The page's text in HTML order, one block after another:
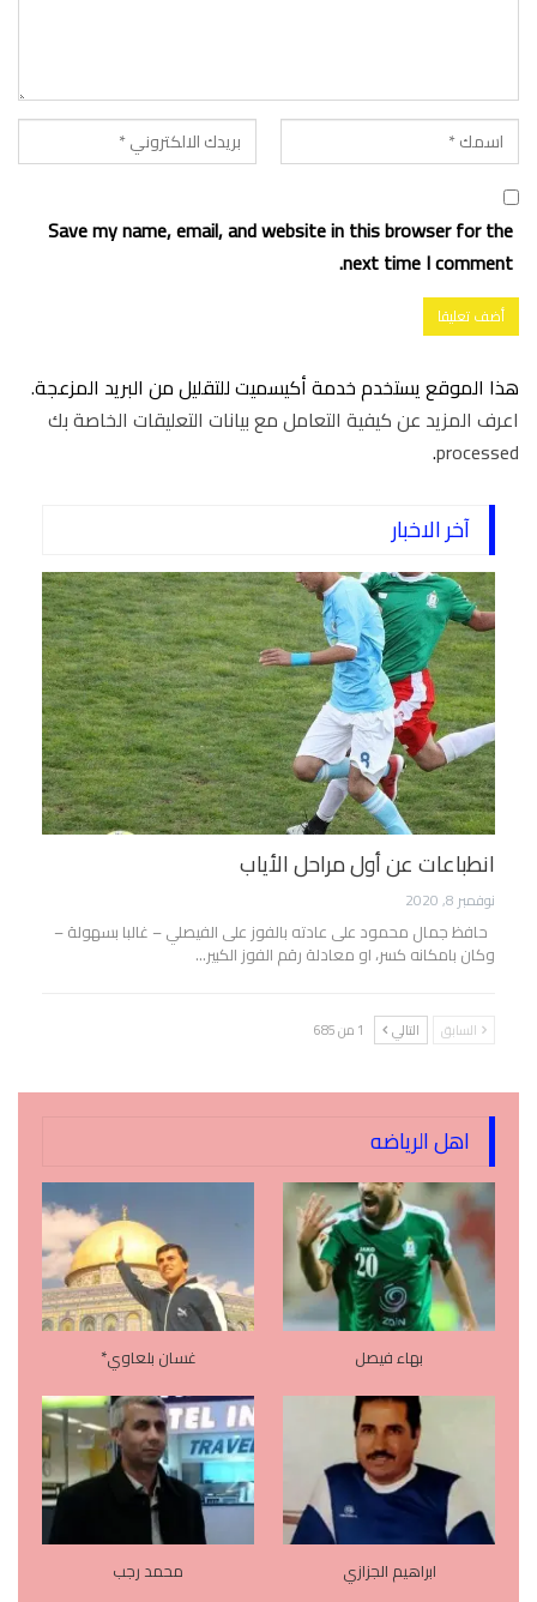
Save my name, email, and website in this browser for the
next time I comment.
هذا الموقع يستخدم خدمة أكيسميت للتقليل من البريد المزعجة.
اعرف المزيد عن كيفية التعامل مع بيانات التعليقات الخاصة بك
processed
.
آخر الاخبار
انطباعات عن أول مراحل الأياب
نوفمبر 8, 2020
حافظ جمال محمود على عادته بالفوز على الفيصلي – غالبا بسهولة –
وكان بامكانه كسر، او معادلة رقم الفوز الكبير…
السابق التالي 1 من 685
اهل الرياضه
بهاء فيصل غسان بلعاوي*
ابراهيم الجزازي محمد رجب